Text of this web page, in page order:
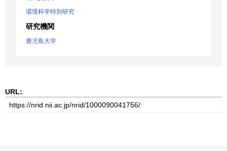
環境科学特別研究
研究機関
鹿児島大学
URL: